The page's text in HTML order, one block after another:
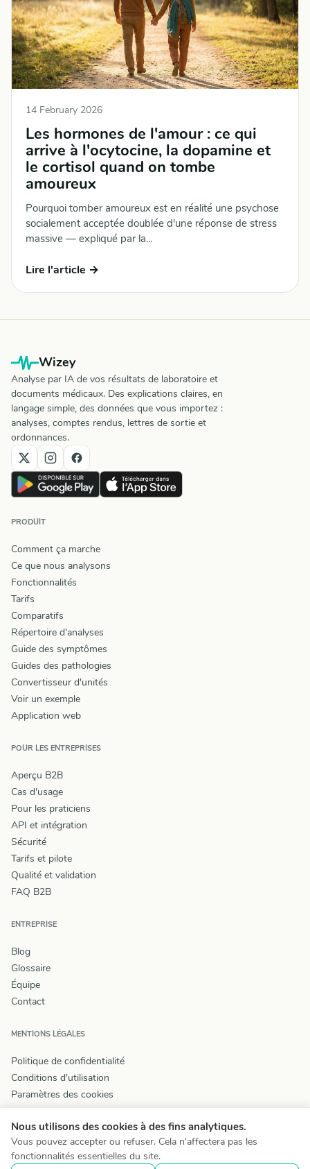
14 February 2026
Les hormones de l'amour : ce qui
arrive à l'ocytocine, la dopamine et
le cortisol quand on tombe
amoureux
Pourquoi tomber amoureux est en réalité une psychose
socialement acceptée doublée d'une réponse de stress
massive — expliqué par la...
Lire l'article →
Wizey
Analyse par IA de vos résultats de laboratoire et
documents médicaux. Des explications claires, en
langage simple, des données que vous importez :
analyses, comptes rendus, lettres de sortie et
ordonnances.
PRODUIT
Comment ça marche
Ce que nous analysons
Fonctionnalités
Tarifs
Comparatifs
Répertoire d'analyses
Guide des symptômes
Guides des pathologies
Convertisseur d'unités
Voir un exemple
Application web
POUR LES ENTREPRISES
Aperçu B2B
Cas d'usage
Pour les praticiens
API et intégration
Sécurité
Tarifs et pilote
Qualité et validation
FAQ B2B
ENTREPRISE
Blog
Glossaire
Équipe
Contact
MENTIONS LÉGALES
Politique de confidentialité
Conditions d'utilisation
Paramètres des cookies
© 2026 Wizey. Tous droits réservés.
Nous utilisons des cookies à des fins analytiques.
Vous pouvez accepter ou refuser. Cela n'affectera pas les
fonctionnalités essentielles du site.